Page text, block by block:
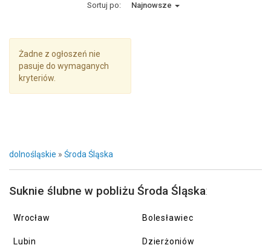
Sortuj po: Najnowsze
Żadne z ogłoszeń nie
pasuje do wymaganych
kryteriów.
dolnośląskie » Środa Śląska
Suknie ślubne w pobliżu Środa Śląska:
Wrocław
Lubin
Bolesławiec
Dzierżoniów